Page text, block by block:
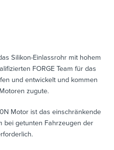
Silikon-Einlassrohr mit hohem
FORGE Team für das
und entwickelt und kommen
zugute.
Motor ist das einschränkende
bei getunten Fahrzeugen der